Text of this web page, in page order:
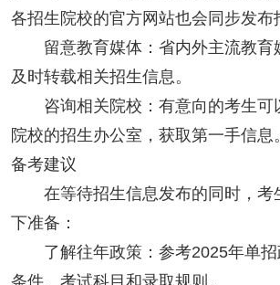
各招生院校的官方网站也会同步发布
留意教育媒体：省内外主流教育
及时转载相关招生信息。
咨询相关院校：有意向的考生可
院校的招生办公室，获取第一手信息。
备考建议
在等待招生信息发布的同时，考
下准备：
了解往年政策：参考2025年单招